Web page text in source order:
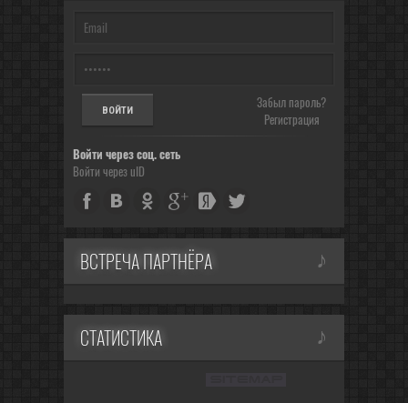
Забыл пароль?
Регистрация
Войти через соц. сеть
Войти через uID
ВСТРЕЧА ПАРТНЁРА
СТАТИСТИКА